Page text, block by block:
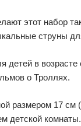
этот набор
струны
детей в
о Троллях.
размером 17 см
детской комнаты.